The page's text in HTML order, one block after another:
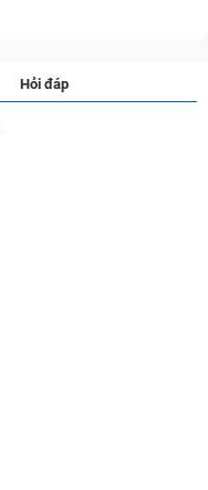
Hỏi đáp